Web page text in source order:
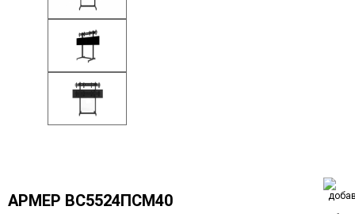
АРМЕР ВС5524ПСМ40